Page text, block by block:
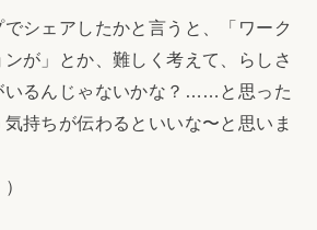
シェアしたかと言うと、「ワーク
が」とか、難しく考えて、らしさ
いるんじゃないかな？……と思った
持ちが伝わるといいな〜と思いま